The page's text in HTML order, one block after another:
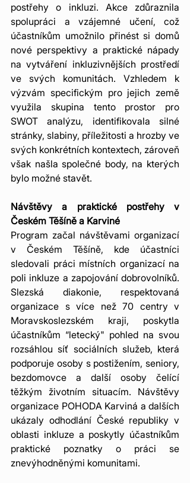
postřehy o inkluzi. Akce zdůraznila
spolupráci a vzájemné učení, což
účastníkům umožnilo přinést si domů
nové perspektivy a praktické nápady
na vytváření inkluzivnějších prostředí
ve svých komunitách. Vzhledem k
výzvám specifickým pro jejich země
využila skupina tento prostor pro
SWOT analýzu, identifikovala silné
stránky, slabiny, příležitosti a hrozby ve
svých konkrétních kontextech, zároveň
však našla společné body, na kterých
bylo možné stavět.
Návštěvy a praktické postřehy v
Českém Těšíně a Karviné
Program začal návštěvami organizací
v Českém Těšíně, kde účastníci
sledovali práci místních organizací na
poli inkluze a zapojování dobrovolníků.
Slezská diakonie, respektovaná
organizace s více než 70 centry v
Moravskoslezském kraji, poskytla
účastníkům “letecký" pohled na svou
rozsáhlou síť sociálních služeb, která
podporuje osoby s postižením, seniory,
bezdomovce a další osoby čelící
těžkým životním situacím. Návštěvy
organizace POHODA Karviná a dalších
ukázaly odhodlání České republiky v
oblasti inkluze a poskytly účastníkům
praktické poznatky o práci se
znevýhodněnými komunitami.